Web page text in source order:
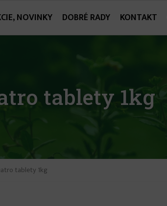
NOVINKY DOBRÉ RADY KONTAKT
tablety 1kg
tablety 1kg